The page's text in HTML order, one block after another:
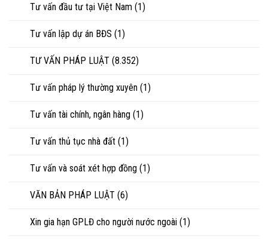
Tư vấn đầu tư tại Việt Nam (1)
Tư vấn lập dự án BĐS (1)
TƯ VẤN PHÁP LUẬT (8.352)
Tư vấn pháp lý thường xuyên (1)
Tư vấn tài chính, ngân hàng (1)
Tư vấn thủ tục nhà đất (1)
Tư vấn và soát xét hợp đồng (1)
VĂN BẢN PHÁP LUẬT (6)
Xin gia hạn GPLĐ cho người nước ngoài (1)